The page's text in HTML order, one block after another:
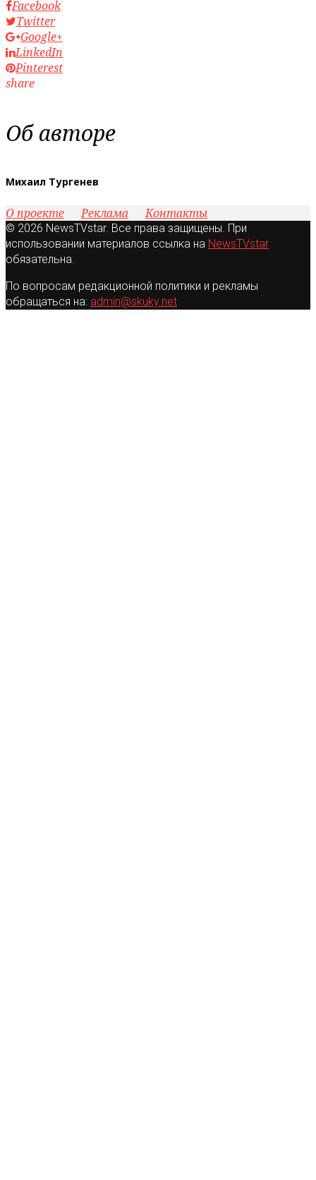
Facebook
Twitter
Google+
LinkedIn
Pinterest
share
Об авторе
Михаил Тургенев
О проекте Реклама Контакты
© 2026 NewsTVstar. Все права защищены. При
использовании материалов ссылка на NewsTVstar
обязательна.
По вопросам редакционной политики и рекламы
обращаться на: admin@skuky.net